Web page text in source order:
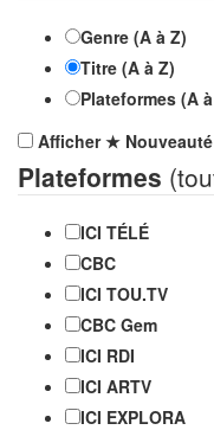
Genre (A à Z)
Titre (A à Z)
Plateformes (A
Afficher★ Nouveauté
Plateformes
ICI TÉLÉ
CBC
ICI TOU.TV
CBC Gem
ICI RDI
ICI ARTV
ICI EXPLORA